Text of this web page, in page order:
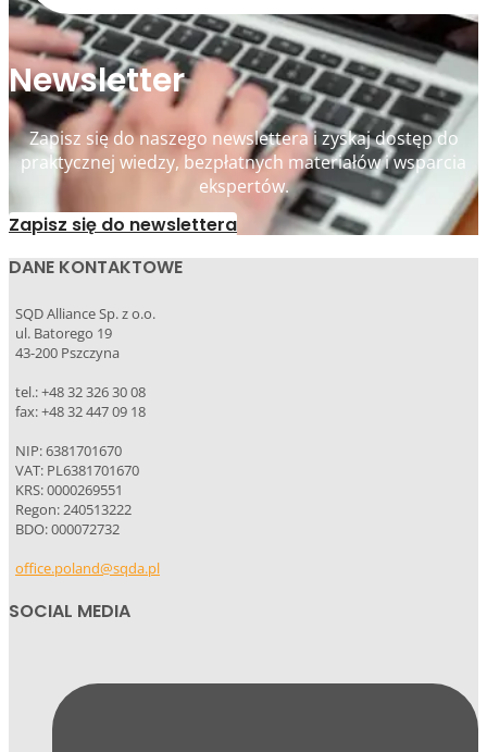
Newsletter
Zapisz się do naszego newslettera i zyskaj dostęp do
praktycznej wiedzy, bezpłatnych materiałów i wsparcia
ekspertów.
Zapisz się do newslettera
DANE KONTAKTOWE
SQD Alliance Sp. z o.o.
ul. Batorego 19
43-200 Pszczyna
tel.: +48 32 326 30 08
fax: +48 32 447 09 18
NIP: 6381701670
VAT: PL6381701670
KRS: 0000269551
Regon: 240513222
BDO: 000072732
office.poland@sqda.pl
SOCIAL MEDIA